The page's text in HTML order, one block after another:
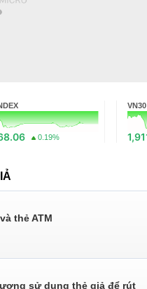
0.19%
VN30
thẻ ATM
sử dụng thẻ giả để rút